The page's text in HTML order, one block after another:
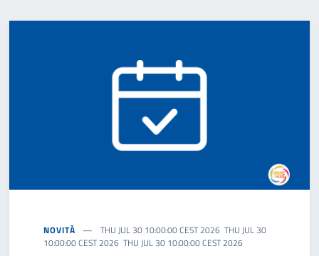
NOVITÀ
THU JUL 30 10:00:00 CEST 2026 THU JUL 30
10:00:00 CEST 2026 THU JUL 30 10:00:00 CEST 2026